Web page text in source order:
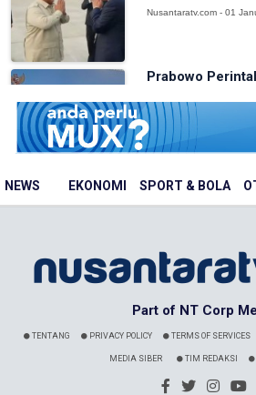
NEWS EKONOMI SPORT & BOLA
Nusantaratv.com - 01
Prabowo
Nusantaratv.com - 01
Part of NT Corp
TENTANG PRIVACY POLICY TERMS OF SERVICES
MEDIA SIBER TIM REDAKSI